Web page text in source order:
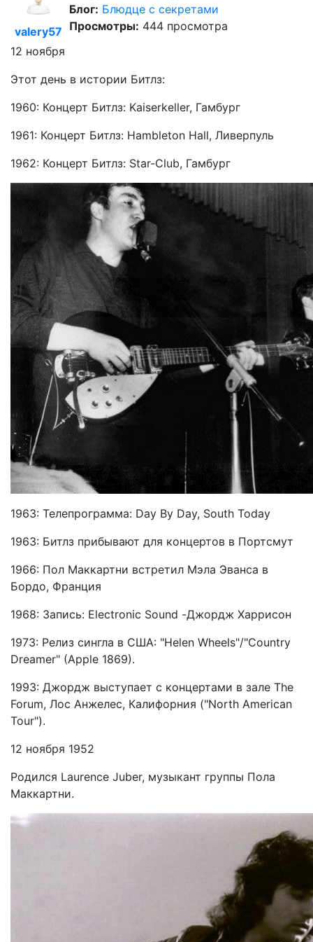
valery57
Блог: Блюдце с секретами
Просмотры: 444 просмотра
12 ноября
Этот день в истории Битлз:
1960: Концерт Битлз: Kaiserkeller, Гамбург
1961: Концерт Битлз: Hambleton Hall, Ливерпуль
1962: Концерт Битлз: Star-Club, Гамбург
1963: Телепрограмма: Day By Day, South Today
1963: Битлз прибывают для концертов в Портсмут
1966: Пол Маккартни встретил Мэла Эванса в
Бордо, Франция
1968: Запись: Electronic Sound -Джордж Харрисон
1973: Релиз сингла в США: "Helen Wheels"/"Country
Dreamer" (Apple 1869).
1993: Джордж выступает с концертами в зале The
Forum, Лоc Анжелес, Калифорния ("North American
Tour").
12 ноября 1952
Родился Laurence Juber, музыкант группы Пола
Маккартни.